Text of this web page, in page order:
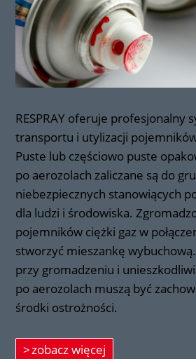
RESPRAY oferuje profesjonalny
transportu i utylizacji
Puste lub częściowo puste
po aerozolach zaliczane są do
niebezpiecznych stanowiących
dla ludzi i środowiska.
pojemników ciężki gaz w
stworzyć mieszankę
przy gromadzeniu i
po aerozolach muszą być
środki ostrożności.
zobacz więcej